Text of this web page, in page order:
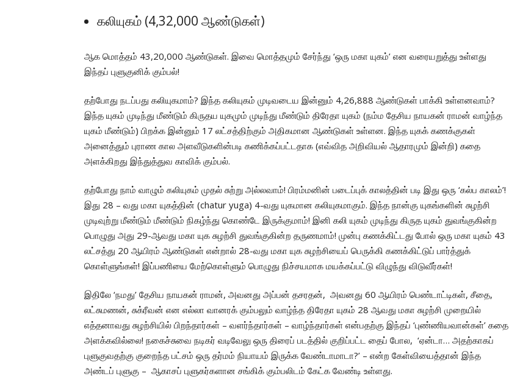
கலியுகம் (4,32,000 ஆண்டுகள்)
ஆக மொத்தம் 43,20,000 ஆண்டுகள். இவை மொத்தமும் சேர்ந்து ‘ஒரு மகா யுகம்’ என வரையறுத்து உள்ளது
இந்தப் புளுகுனிக் கும்பல்!
தற்போது நடப்பது கலியுகமாம்? இந்த கலியுகம் முடிவடைய இன்னும் 4,26,888 ஆண்டுகள் பாக்கி உள்ளனவாம்?
இந்த யுகம் முடிந்து மீண்டும் கிருதய யுகமும் முடிந்து மீண்டும் திரேதா யுகம் (நம்ம தேசிய நாயகன் ராமன் வாழ்ந்த
யுகம் மீண்டும்) பிறக்க இன்னும் 17 லட்சத்திற்கும் அதிகமான ஆண்டுகள் உள்ளன. இந்த யுகக் கணக்குகள்
அனைத்தும் புராண கால அளவீடுகளின்படி கணிக்கப்பட்டதாக (எவ்வித அறிவியல் ஆதாரமும் இன்றி) கதை
அளக்கிறது இந்துத்துவ காவிக் கும்பல்.
தற்போது நாம் வாழும் கலியுகம் முதல் சுற்று அல்லவாம்! பிரம்மனின் படைப்புக் காலத்தின் படி இது ஒரு ‘கல்ப காலம்’!
இது 28 – வது மகா யுகத்தின் (chatur yuga) 4-வது யுகமான கலியுகமாகும். இந்த நான்கு யுகங்களின் சுழற்சி
முடிவுற்று மீண்டும் மீண்டும் நிகழ்ந்து கொண்டே இருக்குமாம்! இனி கலி யுகம் முடிந்து கிருத யுகம் துவங்குகின்ற
பொழுது அது 29-ஆவது மகா யுக சுழற்சி துவங்குகின்ற தருணமாம்! முன்பு கணக்கிட்டது போல் ஒரு மகா யுகம் 43
லட்சத்து 20 ஆயிரம் ஆண்டுகள் என்றால் 28-வது மகா யுக சுழற்சியைப் பெருக்கி கணக்கிட்டுப் பார்த்துக்
கொள்ளுங்கள்! இப்பணியை மேற்கொள்ளும் பொழுது நிச்சயமாக மயக்கப்பட்டு விழுந்து விடுவீர்கள்!
இதிலே ‘நமது’ தேசிய நாயகன் ராமன், அவனது அப்பன் தசரதன், அவனது 60 ஆயிரம் பெண்டாட்டிகள், சீதை,
லட்சுமணன், சுக்ரீவன் என எல்லா வானரக் கும்பலும் வாழ்ந்த திரேதா யுகம் 28 ஆவது மகா சுழற்சி முறையில்
எத்தனாவது சுழற்சியில் பிறந்தார்கள் – வளர்ந்தார்கள் – வாழ்ந்தார்கள் என்பதற்கு இந்தப் ‘புண்ணியவான்கள்’ கதை
அளக்கவில்லை! நகைச்சுவை நடிகர் வடிவேலு ஒரு திரைப் படத்தில் குறிப்பட்ட தைப் போல, ‘ஏன்டா… அதற்காகப்
புளுகுவதற்கு குறைந்த பட்சம் ஒரு தர்மம் நியாயம் இருக்க வேண்டாமாடா?’ – என்ற கேள்வியைத்தான் இந்த
அண்டப் புளுகு – ஆகாசப் புளுகர்களான சங்கிக் கும்பலிடம் கேட்க வேண்டி உள்ளது.